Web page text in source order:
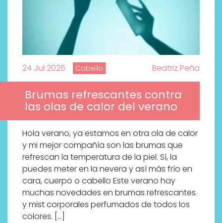
24 Jul 2026 Cabello Beatriz Peña
Brumas refrescantes contra
las olas de calor del verano
Hola verano, ya estamos en otra ola de calor
y mi mejor compañía son las brumas que
refrescan la temperatura de la piel. Sí, la
puedes meter en la nevera y así más frío en
cara, cuerpo o cabello Este verano hay
muchas novedades en brumas refrescantes
y mist corporales perfumados de todos los
colores. […]